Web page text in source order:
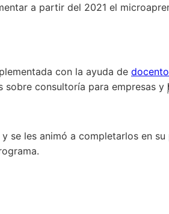
a partir del 2021 el
con la ayuda de
consultoría para empresas y
se les animó a completarlos en